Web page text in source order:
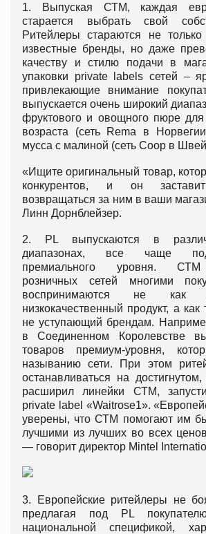
1. Выпуская СТМ, каждая
старается выбрать свой
Ритейлеры стараются не
известные бренды, но даже
качеству и стилю подачи в
упаковки private labels сетей –
привлекающие внимание
выпускается очень широкий
фруктового и овощного пюре для
возраста (сеть Rema в
мусса с малиной (сеть Coop в
«Ищите оригинальный товар,
конкурентов, и он заставит
возвращаться за ним в ваши
Линн Дорнблейзер.
2. PL выпускаются в
диапазонах, все чаще
премиального уровня. СТМ
розничных сетей многими
воспринимаются не
низкокачественный продукт, а
не уступающий брендам.
в Соединенном Королевстве
товаров премиум-уровня,
называнию сети. При этом
останавливаться на
расширил линейки СТМ,
private label «Waitrose1».
уверены, что СТМ помогают им
лучшими из лучших во всех
— говорит директор Mintel
3. Европейские ритейлеры не
предлагая под PL
национальной спецификой,